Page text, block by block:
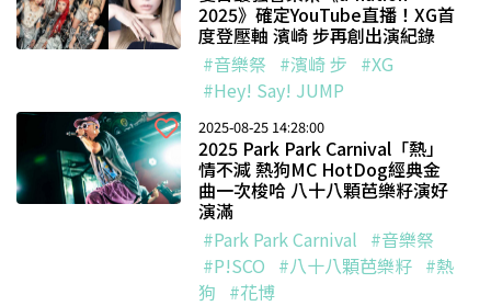
2025》確定YouTube直播！XG首
度登壓軸 濱崎 步再創出演紀錄
#音樂祭 #濱崎 步 #XG
#Hey! Say! JUMP
2025-08-25 14:28:00
2025 Park Park Carnival「熱」
情不減 熱狗MC HotDog經典金
曲一次梭哈 八十八顆芭樂籽演好
演滿
#Park Park Carnival #音樂祭
#P!SCO #八十八顆芭樂籽 #熱
狗 #花博